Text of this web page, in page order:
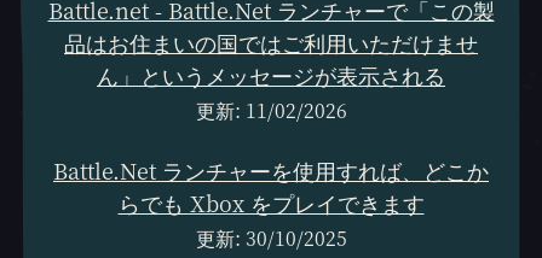
Battle.net - Battle.Net ランチャーで「この製
品はお住まいの国ではご利用いただけませ
ん」というメッセージが表示される
更新: 11/02/2026
Battle.Net ランチャーを使用すれば、どこか
らでも Xbox をプレイできます
更新: 30/10/2025